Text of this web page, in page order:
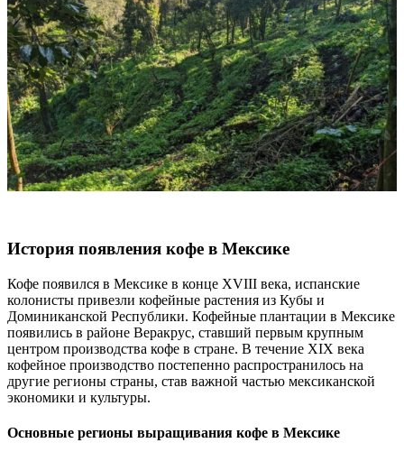
История появления кофе в Мексике
Кофе появился в Мексике в конце XVIII века, испанские
колонисты привезли кофейные растения из Кубы и
Доминиканской Республики. Кофейные плантации в Мексике
появились в районе Веракрус, ставший первым крупным
центром производства кофе в стране. В течение XIX века
кофейное производство постепенно распространилось на
другие регионы страны, став важной частью мексиканской
экономики и культуры.
Основные регионы выращивания кофе в Мексике